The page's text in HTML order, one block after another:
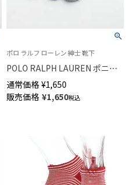
ポロ ラルフ ローレン 紳士 靴下
POLO RALPH LAUREN ポニー
ローカット ワンポイント刺しゅ
う オーガニックコットン混 履
き口タブ付きスニーカー丈 メン
通常価格 ¥1,650
販売価格 ¥1,650税込